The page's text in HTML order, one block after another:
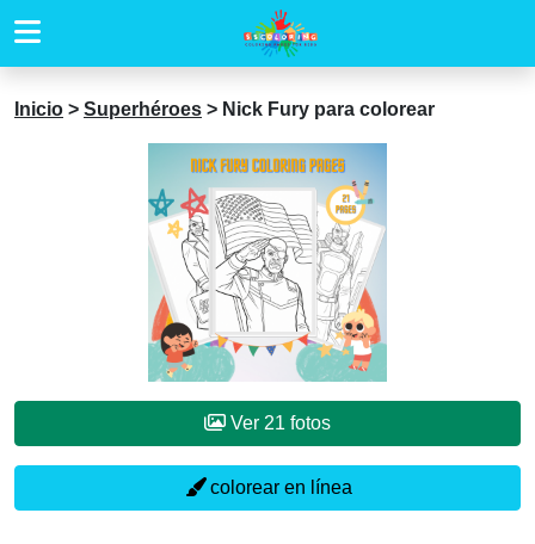
Inicio > Superhéroes > Nick Fury para colorear
Ver 21 fotos
colorear en línea